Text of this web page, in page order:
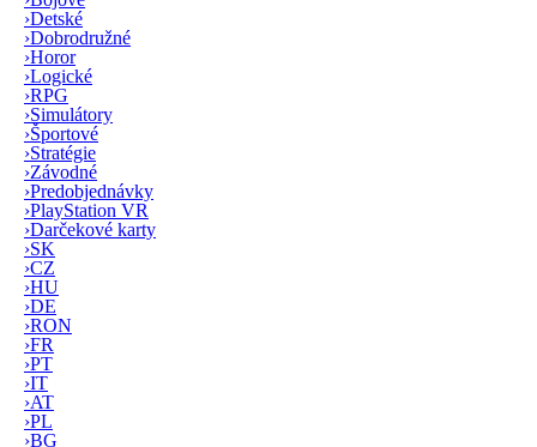
›Detské
›Dobrodružné
›Horor
›Logické
›RPG
›Simulátory
›Športové
›Stratégie
›Závodné
›Predobjednávky
›PlayStation VR
›Darčekové karty
›SK
›CZ
›HU
›DE
›RON
›FR
›PT
›IT
›AT
›PL
›BG